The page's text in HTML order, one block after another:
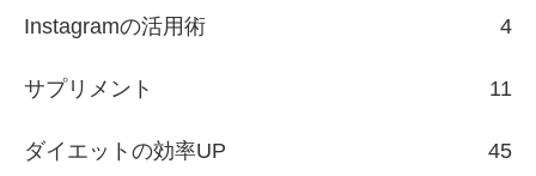
Instagramの活用術 4
サプリメント 11
ダイエットの効率UP 45